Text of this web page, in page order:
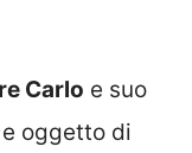
re Carlo e suo
oggetto di